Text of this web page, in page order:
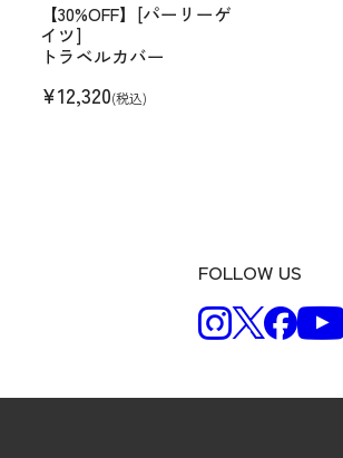
【30%OFF】[パーリーゲ
イツ]
トラベルカバー
¥12,320(税込)
FOLLOW US